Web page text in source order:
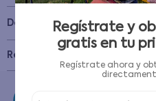
Detalles del Producto
Recomendaciones de
Regístrate y
gratis en tu
Regístrate ahora y